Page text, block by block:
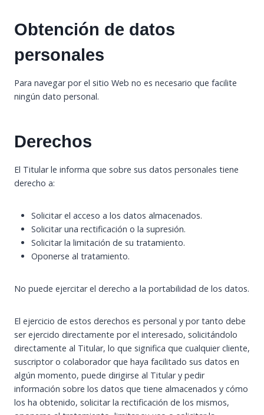
Obtención de datos
personales
Para navegar por el sitio Web no es necesario que facilite
ningún dato personal.
Derechos
El Titular le informa que sobre sus datos personales tiene
derecho a:
Solicitar el acceso a los datos almacenados.
Solicitar una rectificación o la supresión.
Solicitar la limitación de su tratamiento.
Oponerse al tratamiento.
No puede ejercitar el derecho a la portabilidad de los datos.
El ejercicio de estos derechos es personal y por tanto debe
ser ejercido directamente por el interesado, solicitándolo
directamente al Titular, lo que significa que cualquier cliente,
suscriptor o colaborador que haya facilitado sus datos en
algún momento, puede dirigirse al Titular y pedir
información sobre los datos que tiene almacenados y cómo
los ha obtenido, solicitar la rectificación de los mismos,